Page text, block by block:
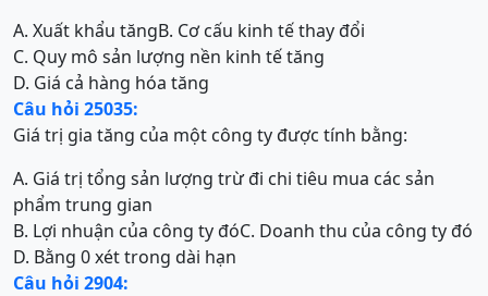
A. Xuất khẩu tăngB. Cơ cấu kinh tế thay đổi
C. Quy mô sản lượng nền kinh tế tăng
D. Giá cả hàng hóa tăng
Câu hỏi 25035:
Giá trị gia tăng của một công ty được tính bằng:
A. Giá trị tổng sản lượng trừ đi chi tiêu mua các sản
phẩm trung gian
B. Lợi nhuận của công ty đóC. Doanh thu của công ty đó
D. Bằng 0 xét trong dài hạn
Câu hỏi 2904: